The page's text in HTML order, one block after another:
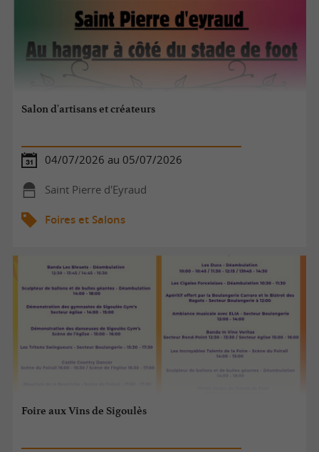
Salon d'artisans et créateurs
04/07/2026 au 05/07/2026
Saint Pierre d'Eyraud
Foires et Salons
Foire aux Vins de Sigoulès